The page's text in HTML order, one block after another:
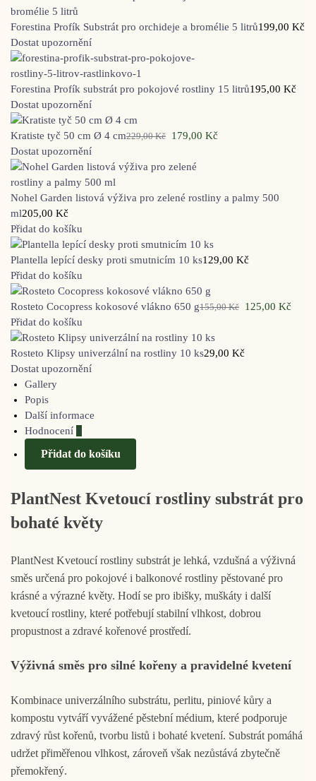
Forestina Profík Substrát pro orchideje a bromélie 5 litrů199,00 Kč
Dostat upozornění
Forestina Profík substrát pro pokojové rostliny 15 litrů195,00 Kč
Dostat upozornění
Kratiste tyč 50 cm Ø 4 cm229,00Kč 179,00 Kč
Dostat upozornění
Nohel Garden listová výživa pro zelené rostliny a palmy 500
ml205,00 Kč
Přidat do košíku
Plantella lepící desky proti smutnicím 10 ks129,00 Kč
Přidat do košíku
Rosteto Cocopress kokosové vlákno 650 g155,00Kč 125,00 Kč
Přidat do košíku
Rosteto Klipsy univerzální na rostliny 10 ks29,00 Kč
Dostat upozornění
Gallery
Popis
Další informace
Hodnocení 0
Přidat do košíku
PlantNest Kvetoucí rostliny substrát pro
bohaté květy
PlantNest Kvetoucí rostliny substrát je lehká, vzdušná a výživná
směs určená pro pokojové i balkonové rostliny pěstované pro
krásné a výrazné květy. Hodí se pro ibišky, muškáty i další
kvetoucí rostliny, které potřebují stabilní vlhkost, dobrou
propustnost a zdravé kořenové prostředí.
Výživná směs pro silné kořeny a pravidelné kvetení
Kombinace univerzálního substrátu, perlitu, piniové kůry a
kompostu vytváří vyvážené pěstební médium, které podporuje
zdravý růst kořenů, tvorbu listů i bohaté kvetení. Substrát pomáhá
udržet přiměřenou vlhkost, zároveň však nezůstává zbytečně
přemokřený.